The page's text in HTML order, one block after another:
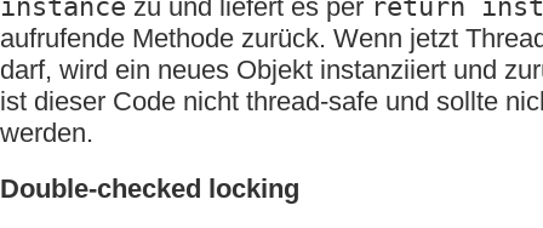
zu und liefert es per
aufrufende Methode zurück. Wenn jetzt
darf, wird ein neues Objekt instanziiert und
ist dieser Code nicht thread-safe und sollte
werden.
Double-checked locking